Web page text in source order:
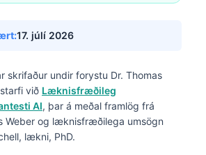
17. júlí 2026
skrifaður undir forystu Dr. Thomas
við Læknisfræðileg
AI, þar á meðal framlög frá
Weber og læknisfræðilega umsögn
lækni, PhD.